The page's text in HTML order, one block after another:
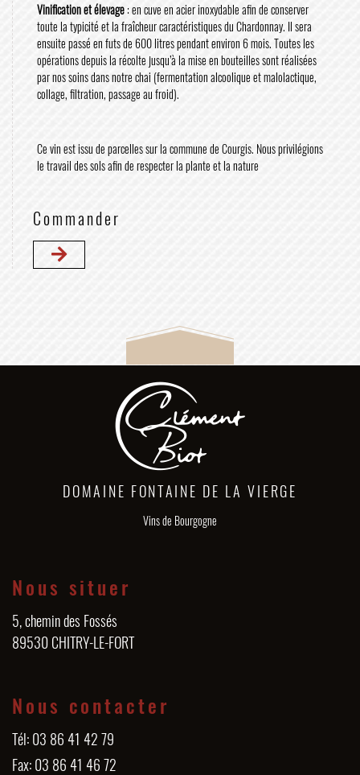
Vinification et élevage: en cuve en acier inoxydable afin de conserver
toute la typicité et la fraîcheur caractéristiques du Chardonnay. Il sera
ensuite passé en futs de 600 litres pendant environ 6 mois. Toutes les
opérations depuis la récolte jusqu’à la mise en bouteilles sont réalisées
par nos soins dans notre chai (fermentation alcoolique et malolactique,
collage, filtration, passage au froid).
Ce vin est issu de parcelles sur la commune de Courgis. Nous privilégions
le travail des sols afin de respecter la plante et la nature
Commander
DOMAINE FONTAINE DE LA VIERGE
Vins de Bourgogne
Nous situer
5, chemin des Fossés
89530 CHITRY-LE-FORT
Nous contacter
Tél: 03 86 41 42 79
Fax: 03 86 41 46 72